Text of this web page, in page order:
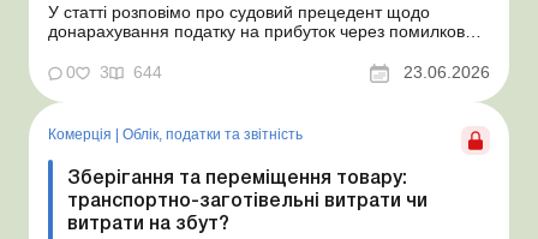
У статті розповімо про судовий прецедент щодо
донарахування податку на прибуток через помилково
надамо рекомендації, як мінімізувати податкові ризики.
Проблемні витрати: податкові ризики та судова
практика Розуміємо ваші хвилювання через помилкове
неств...
0 3 644 23.06.2026
Комерція | Облік, податки та звiтнiсть
Зберігання та переміщення товару:
транспортно-заготівельні витрати чи
витрати на збут?